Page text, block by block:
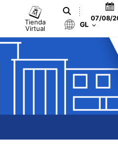
Tienda
Virtual
07/08/
GL